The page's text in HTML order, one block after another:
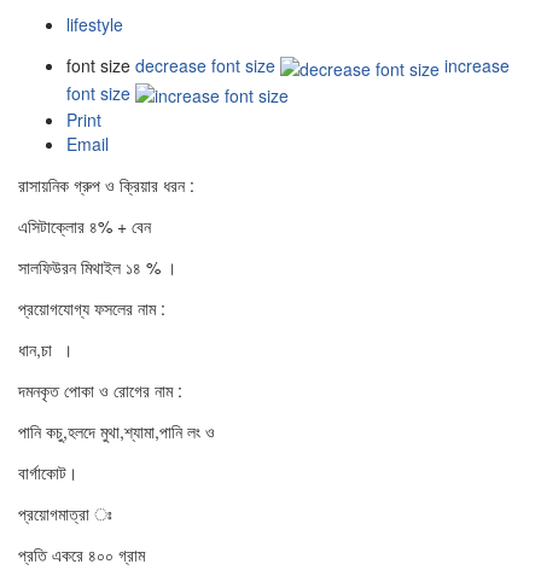
lifestyle
font size decrease font size
increase
font size
Print
Email
রাসায়নিক গ্রুপ ও ক্রিয়ার ধরন :
এসিটাক্লোর ৪% + বেন
সালফিউরন মিথাইল ১৪ % ।
প্রয়োগযোগ্য ফসলের নাম :
ধান,চা ।
দমনকৃত পোকা ও রোগের নাম :
পানি কচু,হলদে মুথা,শ্যামা,পানি লং ও
বার্গাকোট।
প্রয়োগমাত্রা ঃ
প্রতি একরে ৪০০ গ্রাম